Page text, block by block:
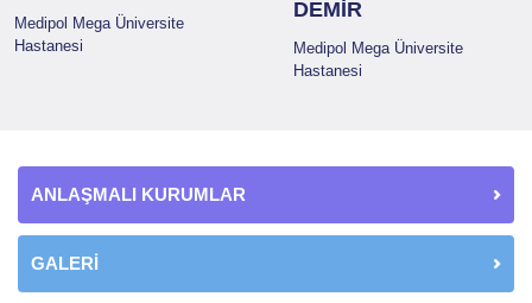
Medipol Mega Üniversite
Hastanesi
DEMİR
Medipol Mega Üniversite
Hastanesi
ANLAŞMALI KURUMLAR
GALERİ